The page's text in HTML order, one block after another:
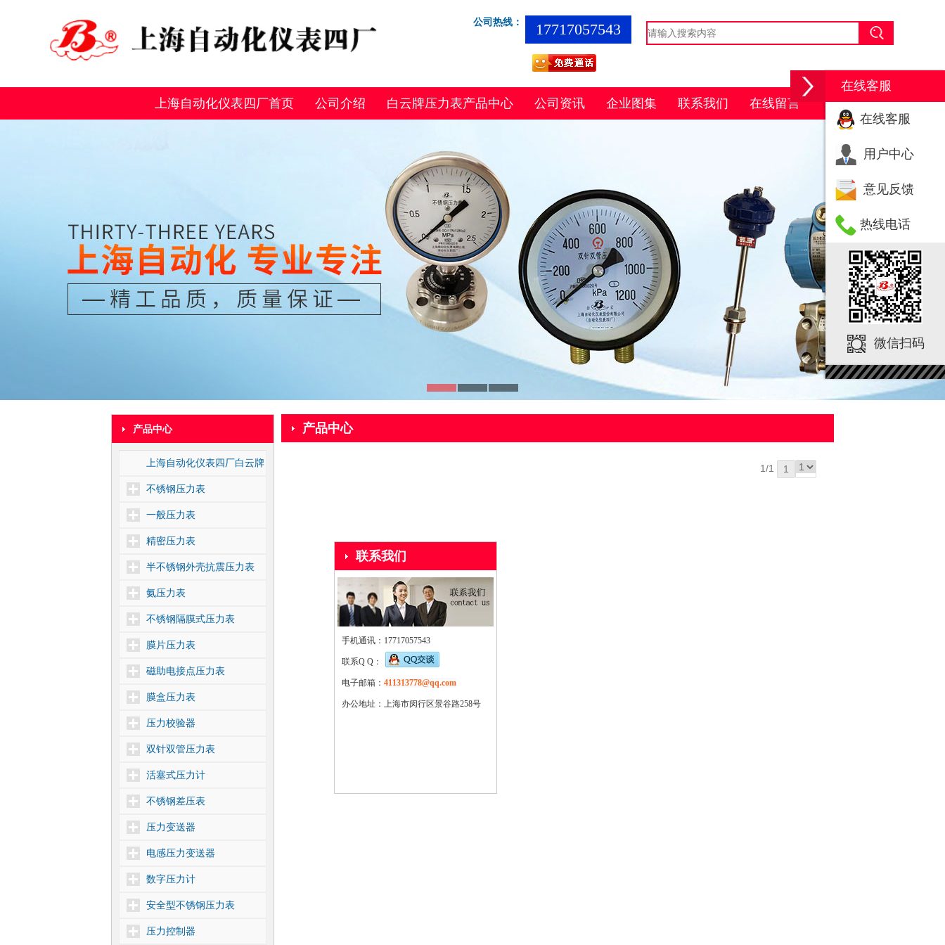
在线客服
在线客服
用户中心
意见反馈
热线电话
微信扫码
公司热线： 17717057543
上海自动化仪表四厂首页 公司介绍 白云牌压力表产品中心 公司资讯 企业图集 联系我们 在线留言
产品中心
上海自动化仪表四厂白云牌
不锈钢压力表
一般压力表
精密压力表
半不锈钢外壳抗震压力表
氨压力表
不锈钢隔膜式压力表
膜片压力表
磁助电接点压力表
膜盒压力表
压力校验器
双针双管压力表
活塞式压力计
不锈钢差压表
压力变送器
电感压力变送器
数字压力计
安全型不锈钢压力表
压力控制器
产品中心
1/1 1
联系我们
手机通讯：17717057543
联系Q Q：
电子邮箱： 411313778@qq.com
办公地址：上海市闵行区景谷路258号